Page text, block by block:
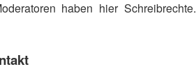
haben hier Schreibrechte.